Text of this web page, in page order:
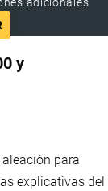
y
para
explicativas del